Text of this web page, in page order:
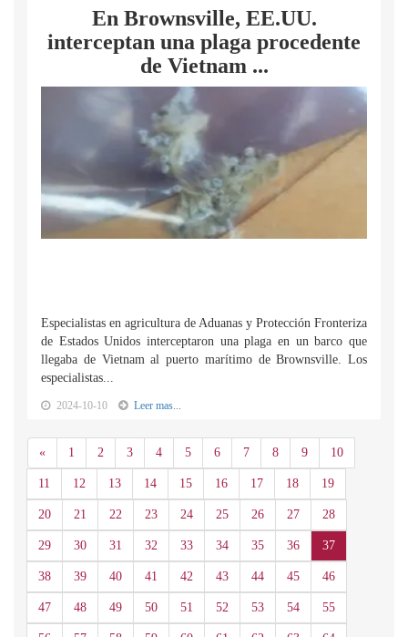
En Brownsville, EE.UU.
interceptan una plaga procedente
de Vietnam ...
Especialistas en agricultura de Aduanas y Protección Fronteriza
de Estados Unidos interceptaron una plaga en un barco que
llegaba de Vietnam al puerto marítimo de Brownsville. Los
especialistas...
2024-10-10 Leer mas...
«Anterior
1 2 3 4 5 6 7 8 9 10
11 12 13 14 15 16 17 18 19
20 21 22 23 24 25 26 27 28
29 30 31 32 33 34 35 36 37
38 39 40 41 42 43 44 45 46
47 48 49 50 51 52 53 54 55